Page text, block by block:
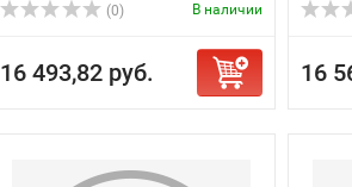
(0) В наличии
16 493,82 руб. 16